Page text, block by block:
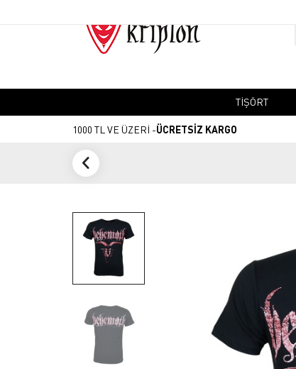
TIŞÖRT
1000 TL VE ÜZERİ -ÜCRETSİZ KARGO